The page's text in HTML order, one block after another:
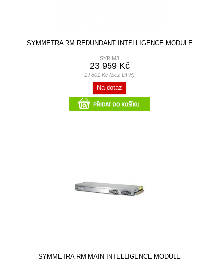
SYMMETRA RM REDUNDANT INTELLIGENCE MODULE
SYRIM3
23 959 Kč
19 801 Kč (bez DPH)
Na dotaz
SYMMETRA RM MAIN INTELLIGENCE MODULE